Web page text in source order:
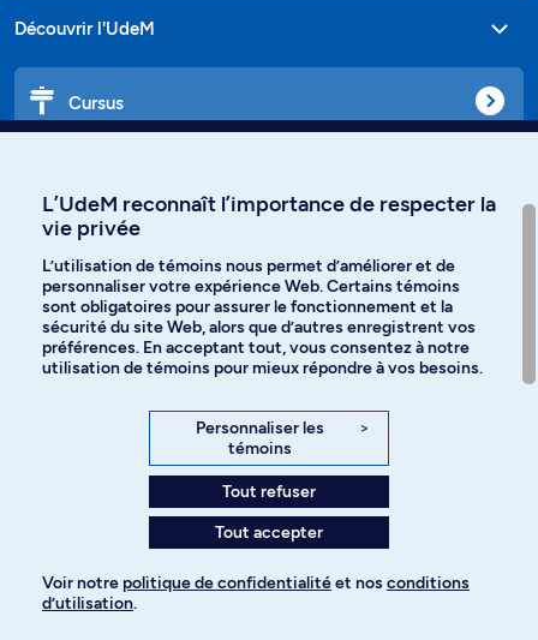
Découvrir l'UdeM
Cursus
Langues
Facebook Instagram
YouTube
Politique de confidentialité
L’UdeM reconnaît l’importance de respecter la
vie privée
L’utilisation de témoins nous permet d’améliorer et de
personnaliser votre expérience Web. Certains témoins
sont obligatoires pour assurer le fonctionnement et la
sécurité du site Web, alors que d’autres enregistrent vos
préférences. En acceptant tout, vous consentez à notre
utilisation de témoins pour mieux répondre à vos besoins.
Personnaliser les
témoins
>
Tout refuser
Tout accepter
Voir notre politique de confidentialitéet nos conditions
d’utilisation.